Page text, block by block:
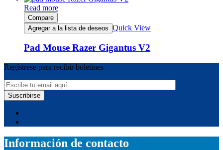
Read more
Compare
Agregar a la lista de deseos Quick View
Pad Mouse Razer Gigantus V2
Regístrese para recibir boletines
Información de contacto